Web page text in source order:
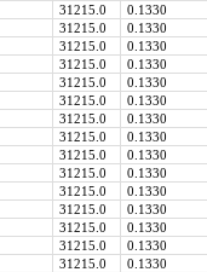
31215.0
0.1330
31215.0
0.1330
31215.0
0.1330
31215.0
0.1330
31215.0
0.1330
31215.0
0.1330
31215.0
0.1330
31215.0
0.1330
31215.0
0.1330
31215.0
0.1330
31215.0
0.1330
31215.0
0.1330
31215.0
0.1330
31215.0
0.1330
31215.0
0.1330